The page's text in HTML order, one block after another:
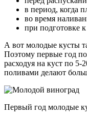
в период, когда
во время
при подготовке
А вот молодые кусты
Поэтому первые год
расходуя на куст по
поливами делают
Первый год молодые